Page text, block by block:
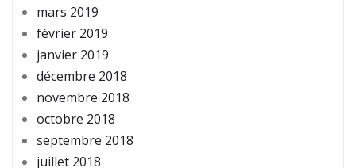
mars 2019
février 2019
janvier 2019
décembre 2018
novembre 2018
octobre 2018
septembre 2018
juillet 2018